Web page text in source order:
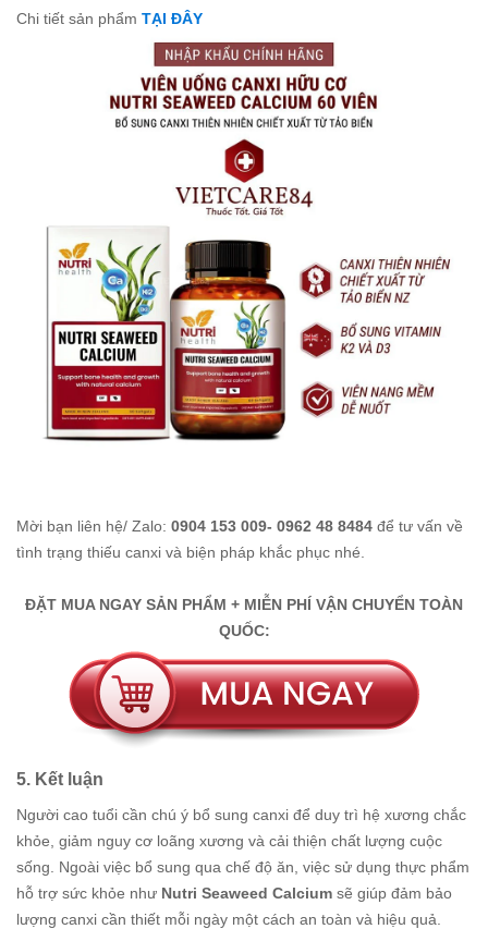
Chi tiết sản phẩm TẠI ĐÂY
Mời bạn liên hệ/ Zalo: 0904 153 009- 0962 48 8484 để tư vấn về
tình trạng thiếu canxi và biện pháp khắc phục nhé.
ĐẶT MUA NGAY SẢN PHẨM + MIỄN PHÍ VẬN CHUYỂN TOÀN
QUỐC:
5. Kết luận
Người cao tuổi cần chú ý bổ sung canxi để duy trì hệ xương chắc
khỏe, giảm nguy cơ loãng xương và cải thiện chất lượng cuộc
sống. Ngoài việc bổ sung qua chế độ ăn, việc sử dụng thực phẩm
hỗ trợ sức khỏe như Nutri Seaweed Calcium sẽ giúp đảm bảo
lượng canxi cần thiết mỗi ngày một cách an toàn và hiệu quả.